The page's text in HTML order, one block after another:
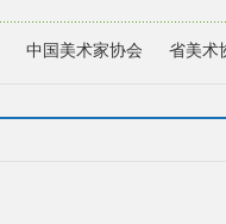
中国美术家协会 省美术